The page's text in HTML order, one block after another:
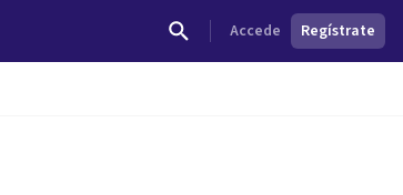
Accede Regístrate